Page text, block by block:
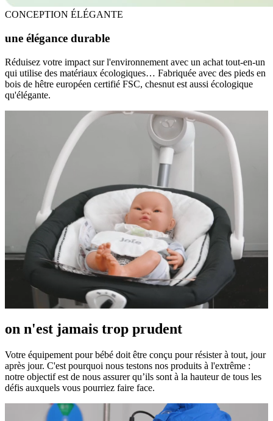
CONCEPTION ÉLÉGANTE
une élégance durable
Réduisez votre impact sur l'environnement avec un achat tout-en-un
qui utilise des matériaux écologiques… Fabriquée avec des pieds en
bois de hêtre européen certifié FSC, chesnut est aussi écologique
qu'élégante.
on n'est jamais trop prudent
Votre équipement pour bébé doit être conçu pour résister à tout, jour
après jour. C'est pourquoi nous testons nos produits à l'extrême :
notre objectif est de nous assurer qu’ils sont à la hauteur de tous les
défis auxquels vous pourriez faire face.